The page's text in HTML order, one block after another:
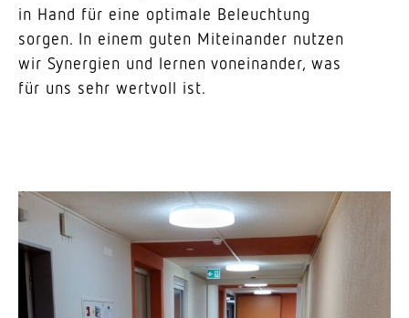
in Hand für eine optimale Beleuchtung
sorgen. In einem guten Mitein­ander nutzen
wir Synergien und lernen vonein­ander, was
für uns sehr wertvoll ist.